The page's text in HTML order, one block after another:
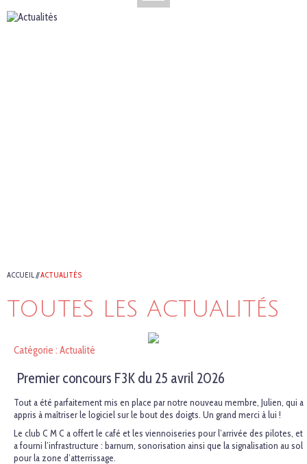
ACCUEIL//ACTUALITÉS
TOUTES LES ACTUALITÉS
Catégorie : Actualité
Premier concours F3K du 25 avril 2026
Tout a été parfaitement mis en place par notre nouveau membre, Julien, qui a
appris à maîtriser le logiciel sur le bout des doigts. Un grand merci à lui !
Le club C M C a offert le café et les viennoiseries pour l’arrivée des pilotes, et
a fourni l’infrastructure : barnum, sonorisation ainsi que la signalisation au sol
pour la zone d’atterrissage.